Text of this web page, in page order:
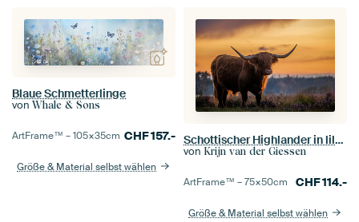
Blaue Schmetterlinge
von Whale & Sons
ArtFrame™ –105×35cm CHF157.-
Größe & Material selbst wählen
Schottischer Highlander in lila Moorlandschaft bei warmem Sonnenuntergang
von Krijn van der Giessen
ArtFrame™ –75×50cm CHF114.-
Größe & Material selbst wählen